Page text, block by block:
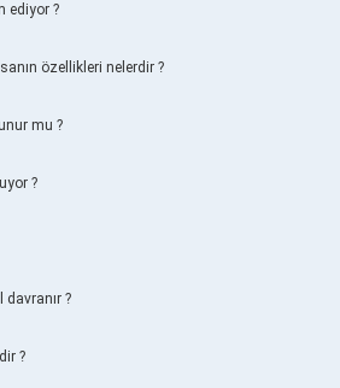
ediyor ?
özellikleri nelerdir ?
mu ?
?
davranır ?
?